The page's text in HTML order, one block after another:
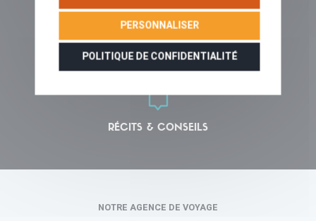
VOYAGER EN LIBERTÉ
RÉCITS & CONSEILS
NOTRE AGENCE DE VOYAGE
PERSONNALISER
POLITIQUE DE CONFIDENTIALITÉ